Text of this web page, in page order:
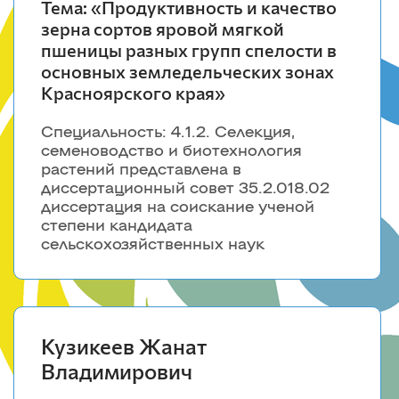
природообустройства
Землеустройство и кадастры
Кадастр застроенных территорий и
геоинформационные технологии
Природообустройство
Юридический институт
Теории и истории государства и права
Гражданского права и процесса
Уголовного процесса, криминалистики и
основ судебной экспертизы
Земельного права и экологических
экспертиз
Судебных экспертиз
Ачинский филиал ФГБОУ ВО
Типография
Эндаумент фонд
Автошкола
Видеостудия Jalinga
Психолог
Анкетирование обучающихся
Социальная защита
в докторантуру
Нормативные документы
Архив Приемных кампаний
Сведения о диссертационных советах
Новости
Институт экономики и
управления АПК
Юридический институт
Представительства ФГБОУ ВО
Красноярский ГАУ
Сельскохозяйственные вузы
Российской Федерации
Тема: «Продуктивность и качество
зерна сортов яровой мягкой
пшеницы разных групп спелости в
основных земледельческих зонах
Красноярского края»
Специальность: 4.1.2. Селекция,
семеноводство и биотехнология
растений представлена в
диссертационный совет 35.2.018.02
диссертация на соискание ученой
степени кандидата
сельскохозяйственных наук
Кузикеев Жанат
Владимирович